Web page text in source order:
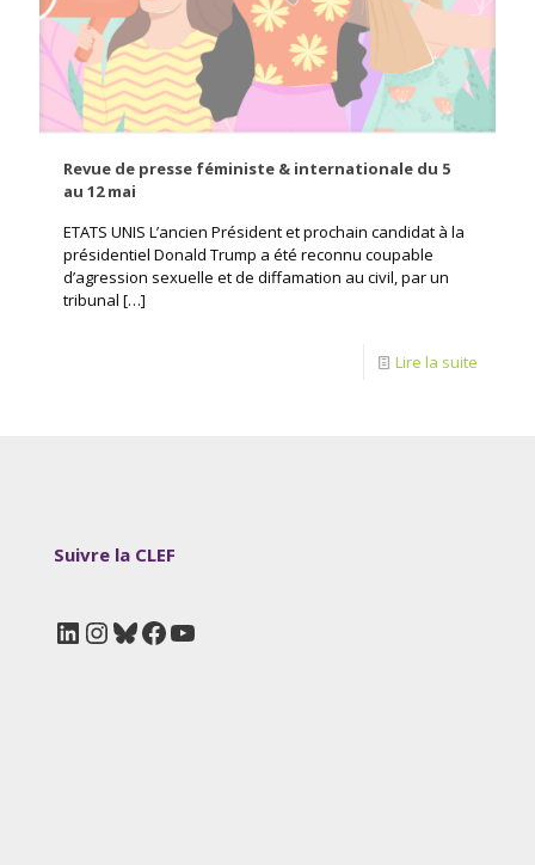
Revue de presse féministe & internationale du 5
au 12 mai
ETATS UNIS L’ancien Président et prochain candidat à la
présidentiel Donald Trump a été reconnu coupable
d’agression sexuelle et de diffamation au civil, par un
tribunal […]
Lire la suite
Suivre la CLEF
LinkedIn
Instagram
Bluesky
Facebook
YouTube